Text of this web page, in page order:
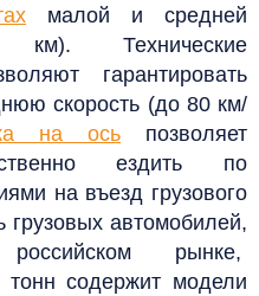
малой и средней
км). Технические
гарантировать
скорость (до 80 км/
на ось позволяет
ездить по
на въезд грузового
грузовых автомобилей,
рынке,
тонн содержит модели